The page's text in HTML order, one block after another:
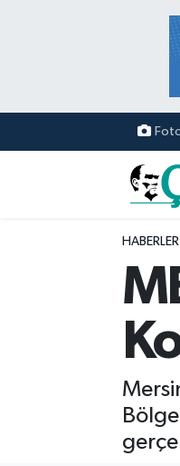
HABERLER
Mersin Nöbetçi
Mersin Hava
Mersin Namaz
Mersin Trafik
Tüm Manşetler
Son Dakika
Haber Arşivi